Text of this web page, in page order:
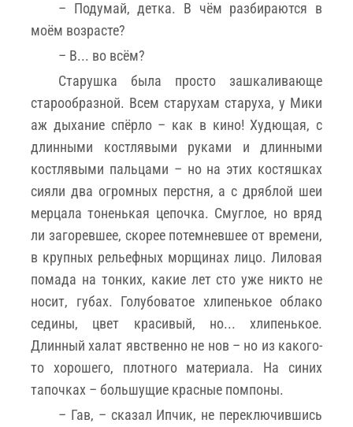
– Подумай, детка. В чём разбираются в
моём возрасте?
– В... во всём?
Старушка была просто зашкаливающе
старообразной. Всем старухам старуха, у Мики
аж дыхание спёрло – как в кино! Худющая, с
длинными костлявыми руками и длинными
костлявыми пальцами – но на этих костяшках
сияли два огромных перстня, а с дряблой шеи
мерцала тоненькая цепочка. Смуглое, но вряд
ли загоревшее, скорее потемневшее от времени,
в крупных рельефных морщинах лицо. Лиловая
помада на тонких, какие лет сто уже никто не
носит, губах. Голубоватое хлипенькое облако
седины, цвет красивый, но... хлипенькое.
Длинный халат явственно не нов – но из какого-
то хорошего, плотного материала. На синих
тапочках – большущие красные помпоны.
– Гав, – сказал Ипчик, не переключившись